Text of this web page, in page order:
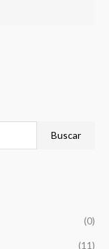
Buscar
(0)
(11)